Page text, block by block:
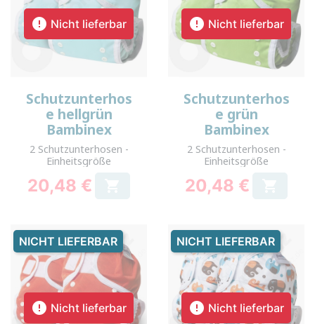
 Nicht lieferbar
Schutzunterhos
e hellgrün
Bambinex
2 Schutzunterhosen -
Einheitsgröße
Preis
20,48 €
 Nicht lieferbar
Schutzunterhos
e grün
Bambinex
2 Schutzunterhosen -
Einheitsgröße
Preis
20,48 €
 Nicht lieferbar
NICHT LIEFERBAR
 Nicht lieferbar
NICHT LIEFERBAR